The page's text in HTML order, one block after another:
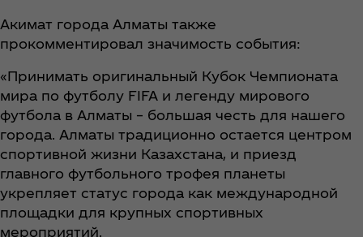
Акимат города Алматы также
прокомментировал значимость события:
«Принимать оригинальный Кубок Чемпионата
мира по футболу FIFA и легенду мирового
футбола в Алматы – большая честь для нашего
города. Алматы традиционно остается центром
спортивной жизни Казахстана, и приезд
главного футбольного трофея планеты
укрепляет статус города как международной
площадки для крупных спортивных
мероприятий.